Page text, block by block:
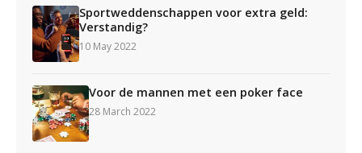
Sportweddenschappen voor extra geld:
Verstandig?
10 May 2022
Voor de mannen met een poker face
28 March 2022